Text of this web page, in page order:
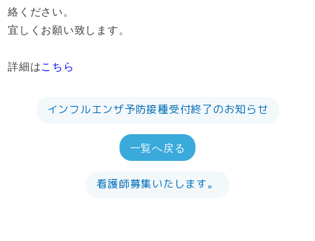
絡ください。
宜しくお願い致します。
詳細はこちら
インフルエンザ予防接種受付終了のお知らせ
一覧へ戻る
看護師募集いたします。